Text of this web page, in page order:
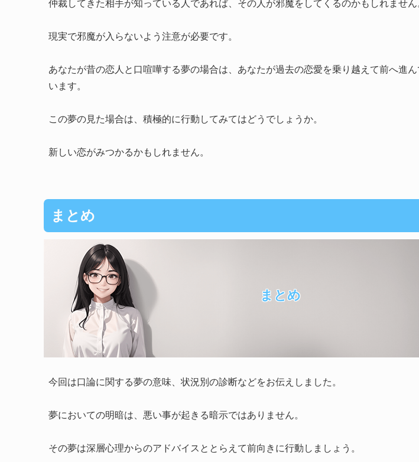
仲裁してきた相手が知っている人であれば、その人が邪魔をしてくるのかもしれません
現実で邪魔が入らないよう注意が必要です。
あなたが昔の恋人と口喧嘩する夢の場合は、あなたが過去の恋愛を乗り越えて前へ進
います。
この夢の見た場合は、積極的に行動してみてはどうでしょうか。
新しい恋がみつかるかもしれません。
まとめ
まとめ
今回は口論に関する夢の意味、状況別の診断などをお伝えしました。
夢においての明暗は、悪い事が起きる暗示ではありません。
その夢は深層心理からのアドバイスととらえて前向きに行動しましょう。